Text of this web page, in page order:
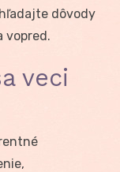
dôvody
vopred.
veci